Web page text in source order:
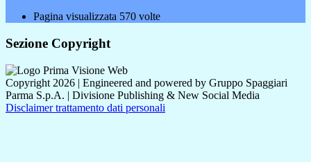
Pagina visualizzata 570 volte
Sezione Copyright
Copyright 2026 | Engineered and powered by Gruppo Spaggiari
Parma S.p.A. | Divisione Publishing & New Social Media
Disclaimer trattamento dati personali